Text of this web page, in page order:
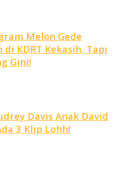
Melon Gede
di KDRT Kekasih, Tapi
Gini!
Davis Anak David
3 Klip Lohh!